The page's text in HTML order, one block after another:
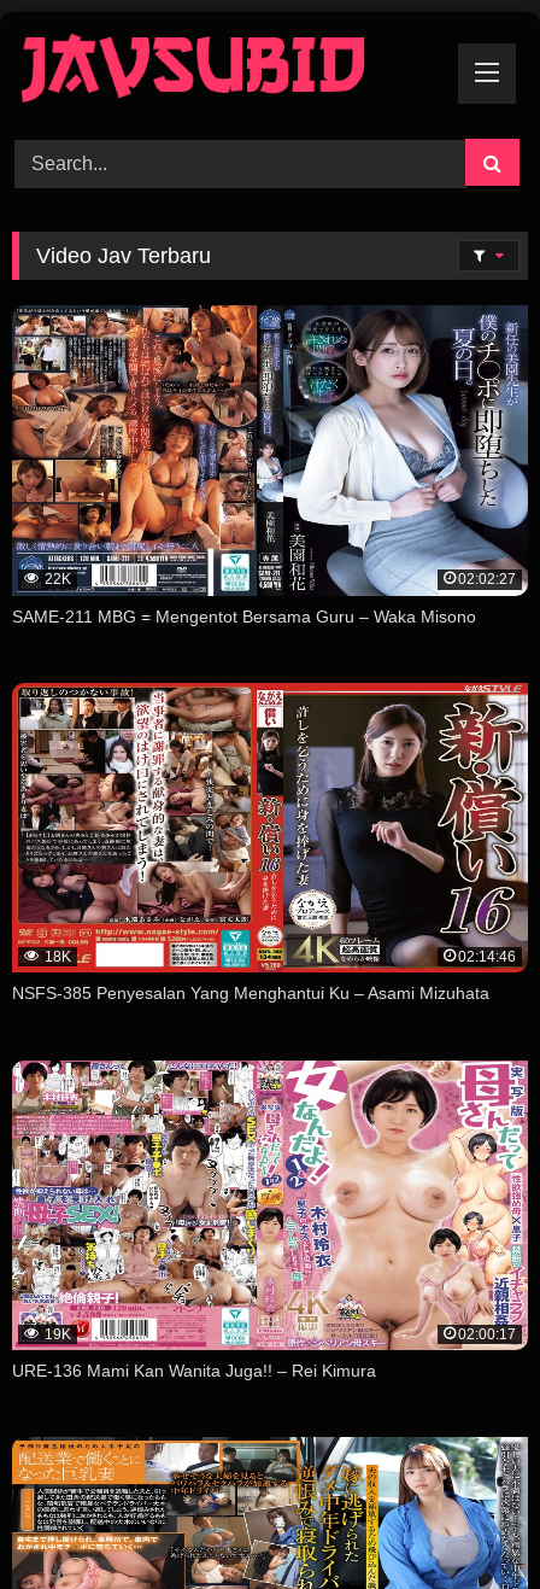
Content
Video Jav Terbaru
22K 02:02:27
SAME-211 MBG = Mengentot Bersama Guru – Waka Misono
18K 02:14:46
NSFS-385 Penyesalan Yang Menghantui Ku – Asami Mizuhata
19K 02:00:17
URE-136 Mami Kan Wanita Juga!! – Rei Kimura